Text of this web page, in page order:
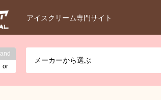
アイスクリーム専門サイト
and
or
メーカーから選ぶ